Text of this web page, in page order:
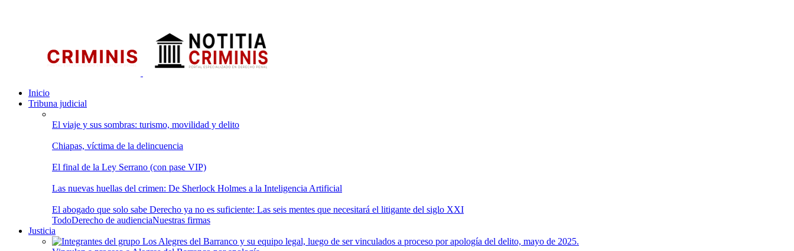
Inicio
Tribuna judicial
El viaje y sus sombras: turismo, movilidad y delito
Chiapas, víctima de la delincuencia
El final de la Ley Serrano (con pase VIP)
Las nuevas huellas del crimen: De Sherlock Holmes a la Inteligencia Artificial
El abogado que solo sabe Derecho ya no es suficiente: Las seis mentes que necesitará el litigante del siglo XXI
TodoDerecho de audienciaNuestras firmas
Justicia